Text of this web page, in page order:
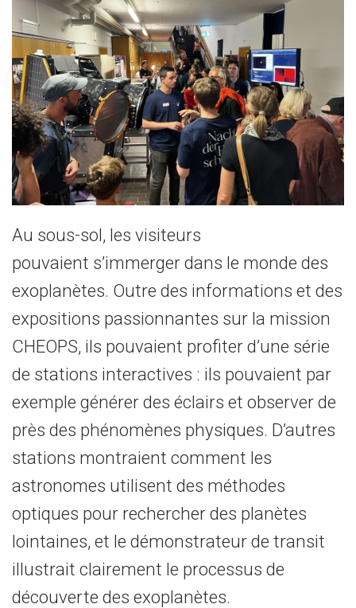
Au sous-sol, les visiteurs
pouvaient s’immerger dans le monde des
exoplanètes. Outre des informations et des
expositions passionnantes sur la mission
CHEOPS, ils pouvaient profiter d’une série
de stations interactives : ils pouvaient par
exemple générer des éclairs et observer de
près des phénomènes physiques. D’autres
stations montraient comment les
astronomes utilisent des méthodes
optiques pour rechercher des planètes
lointaines, et le démonstrateur de transit
illustrait clairement le processus de
découverte des exoplanètes.